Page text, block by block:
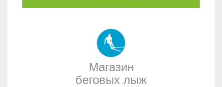
Магазин
беговых лыж